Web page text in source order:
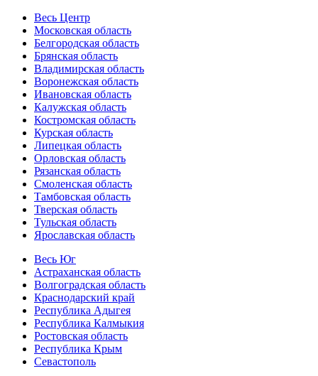
Весь Центр
Московская область
Белгородская область
Брянская область
Владимирская область
Воронежская область
Ивановская область
Калужская область
Костромская область
Курская область
Липецкая область
Орловская область
Рязанская область
Смоленская область
Тамбовская область
Тверская область
Тульская область
Ярославская область
Весь Юг
Астраханская область
Волгоградская область
Краснодарский край
Республика Адыгея
Республика Калмыкия
Ростовская область
Республика Крым
Севастополь